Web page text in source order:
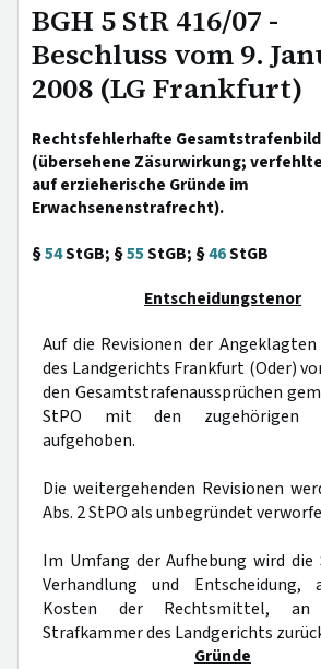
BGH 5 StR 416/07 -
Beschluss vom 9.
2008 (LG Frankfurt)
Rechtsfehlerhafte
(übersehene Zäsurwirkung;
auf erzieherische Gründe im
Erwachsenenstrafrecht).
§54StGB; §55StGB; §46StGB
Entscheidungstenor
Auf die Revisionen der
des Landgerichts Frankfurt (Oder)
den Gesamtstrafenaussprüchen
StPO mit den zugehörigen
aufgehoben.
Die weitergehenden Revisionen
Abs. 2 StPO als unbegründet
Im Umfang der Aufhebung wird die
Verhandlung und Entscheidung,
Kosten der Rechtsmittel, an
Strafkammer des Landgerichts
Gründe